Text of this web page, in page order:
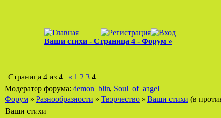
Ваши стихи - Страница 4 - Форум »
Страница 4 из 4 « 1 2 3 4
Модератор форума: demon_blin, Soul_of_angel
Форум » Разнообразности » Творчество » Ваши стихи (в
Ваши стихи